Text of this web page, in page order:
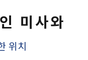
日本語
미사와
위치